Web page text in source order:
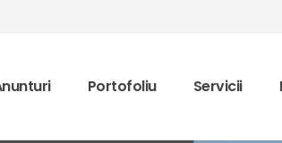
Portofoliu Servicii